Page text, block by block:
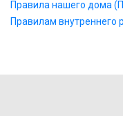
Правила нашего дома
Правилам внутреннего